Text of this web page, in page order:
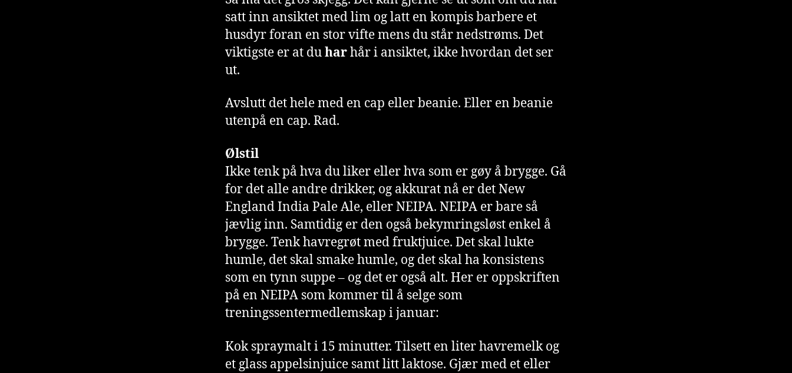
satt inn ansiktet med lim og latt en kompis barbere et
husdyr foran en stor vifte mens du står nedstrøms. Det
viktigste er at duharhår i ansiktet, ikke hvordan det ser
ut.
Avslutt det hele med en cap eller beanie. Eller en beanie
utenpå en cap. Rad.
Ølstil
Ikke tenk på hva du liker eller hva som er gøy å brygge. Gå
for det alle andre drikker, og akkurat nå er det New
England India Pale Ale, eller NEIPA. NEIPA er bare så
jævlig inn. Samtidig er den også bekymringsløst enkel å
brygge. Tenk havregrøt med fruktjuice. Det skal lukte
humle, det skal smake humle, og det skal ha konsistens
som en tynn suppe – og det er også alt. Her er oppskriften
på en NEIPA som kommer til å selge som
treningssentermedlemskap i januar:
Kok spraymalt i 15 minutter. Tilsett en liter havremelk og
et glass appelsinjuice samt litt laktose. Gjær med et eller